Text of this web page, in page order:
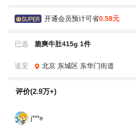
开通会员预计可省0.58元
已选 脆爽牛肚415g 1件
送至 北京 东城区 东华门街道
评价(2.9万+)
j***e